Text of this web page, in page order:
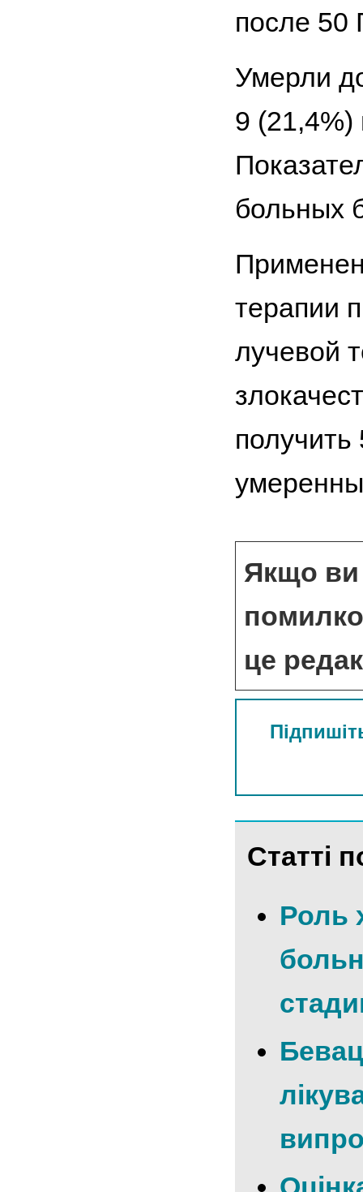
после 50
Умерли
9 (21,4%)
больных
терапии
лучевой
Якщо ви
це
Статті
Роль